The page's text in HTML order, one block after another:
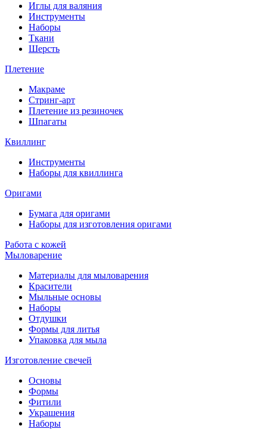
Иглы для валяния
Инструменты
Наборы
Ткани
Шерсть
Плетение
Макраме
Стринг-арт
Плетение из резиночек
Шпагаты
Квиллинг
Инструменты
Наборы для квиллинга
Оригами
Бумага для оригами
Наборы для изготовления оригами
Работа с кожей
Мыловарение
Материалы для мыловарения
Красители
Мыльные основы
Наборы
Отдушки
Формы для литья
Упаковка для мыла
Изготовление свечей
Основы
Формы
Фитили
Украшения
Наборы